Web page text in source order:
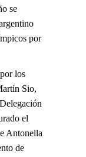
se
por
los
Sio,
el
Antonella
de